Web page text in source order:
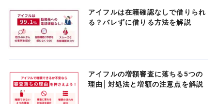
アイフルは在籍確認なしで借りられ
る？バレずに借りる方法を解説
アイフルの増額審査に落ちる5つの
理由│対処法と増額の注意点を解説